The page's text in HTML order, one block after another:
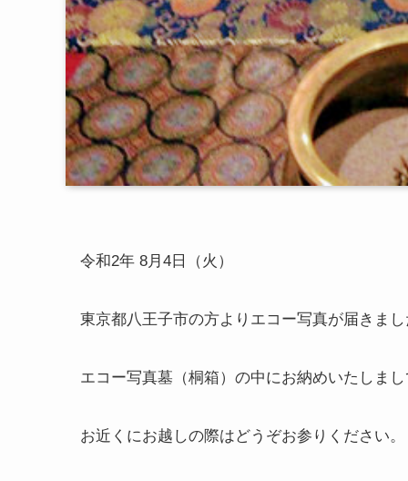
令和2年 8月4日（火）
東京都八王子市の方よりエコー写真が届きま
エコー写真墓（桐箱）の中にお納めいたしま
お近くにお越しの際はどうぞお参りください。